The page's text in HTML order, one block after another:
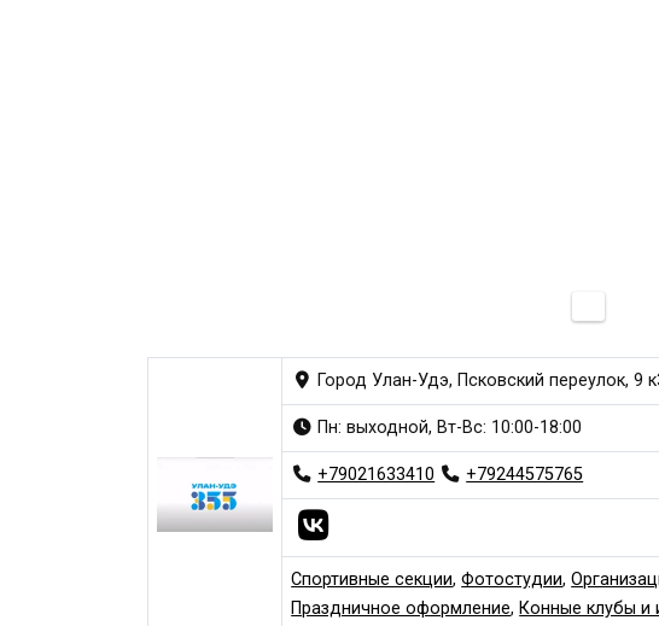
Город Улан-Удэ, Псковский переулок, 9
Пн: выходной, Вт-Вс: 10:00-18:00
+79021633410 +79244575765
Спортивные секции,Фотостудии,
Праздничное оформление, Конные клубы и